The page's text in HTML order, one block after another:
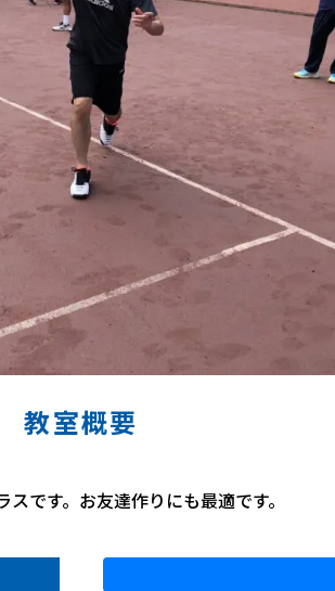
教室概要
です。お友達作りにも最適です。